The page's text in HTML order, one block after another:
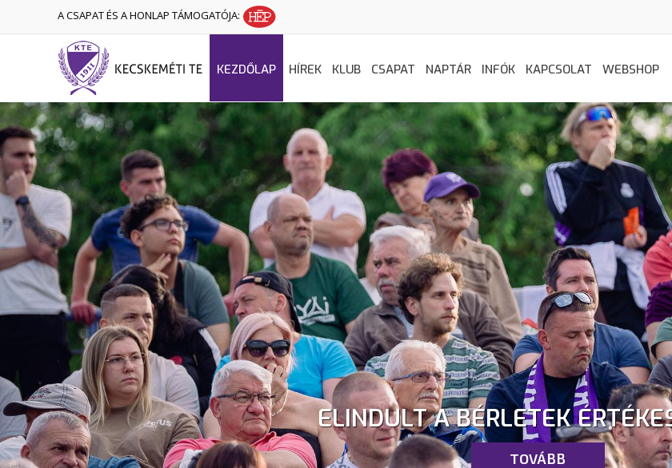
A CSAPAT ÉS A HONLAP TÁMOGATÓJA:
KEZDŐLAP HÍREK KLUB CSAPAT NAPTÁR INFÓK KAPCSOLAT WEBSHOP
ELINDULT A BÉRLETEK
TOVÁBB